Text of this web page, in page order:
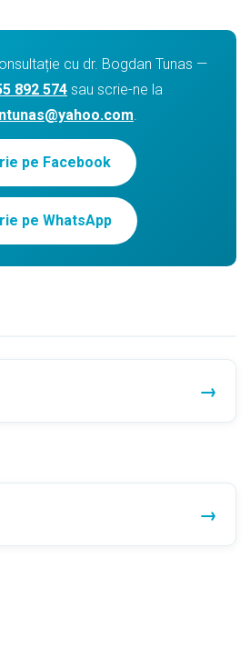
cu dr. Bogdan Tunas —
892 574 sau scrie-ne la
.
pe Facebook
pe WhatsApp